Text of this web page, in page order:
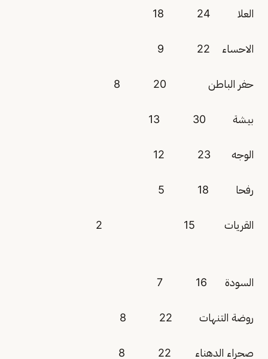
العلا 24 18
الاحساء 22 9
حفر الباطن 20 8
بيشة 30 13
الوجه 23 12
رفحا 18 5
السودة 16 7
روضة التنهات 22 8
صحراء الدهناء 22 8